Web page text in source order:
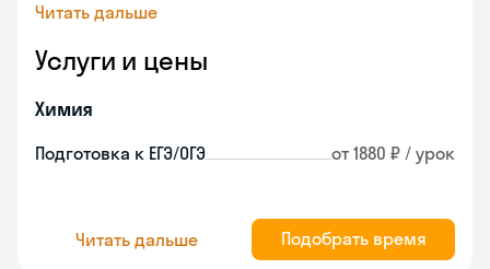
Читать дальше
Услуги и цены
Химия
Подготовка к ЕГЭ/ОГЭ от 1880 ₽ / урок
Читать дальше Подобрать время